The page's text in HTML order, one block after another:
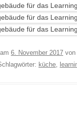
6. November 2017 von
küche,